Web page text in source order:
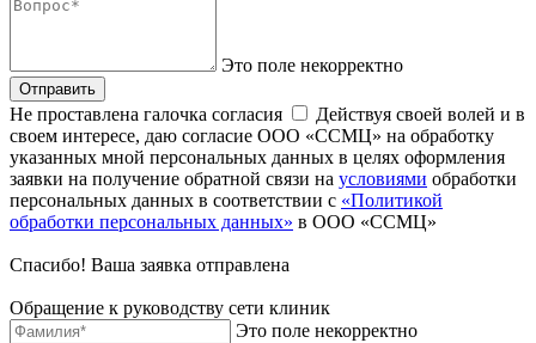
Это поле некорректно
Отправить
Не проставлена галочка согласия
Действуя своей волей и в
своем интересе, даю согласие ООО «ССМЦ» на обработку
указанных мной персональных данных в целях оформления
заявки на получение обратной связи на условиями обработки
персональных данных в соответствии с «Политикой
обработки персональных данных» в ООО «ССМЦ»
Спасибо! Ваша заявка отправлена
Обращение к руководству сети клиник
Это поле некорректно